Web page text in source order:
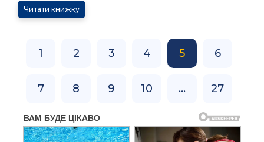
Читати книжку
1 2 3 4 5 6
7 8 9 10 ... 27